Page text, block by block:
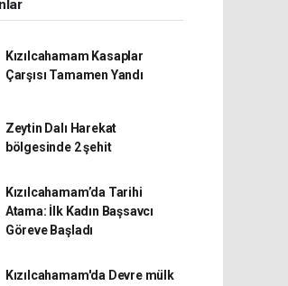
Kızılcahamam Kasaplar
Çarşısı Tamamen Yandı
Zeytin Dalı Harekat
bölgesinde 2 şehit
Kızılcahamam’da Tarihi
Atama: İlk Kadın Başsavcı
Göreve Başladı
Kızılcahamam'da Devre mülk